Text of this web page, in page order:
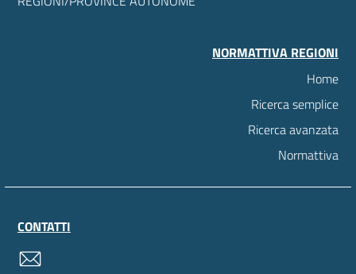
NORMATTIVA REGIONI
Home
Ricerca semplice
Ricerca avanzata
Normattiva
CONTATTI